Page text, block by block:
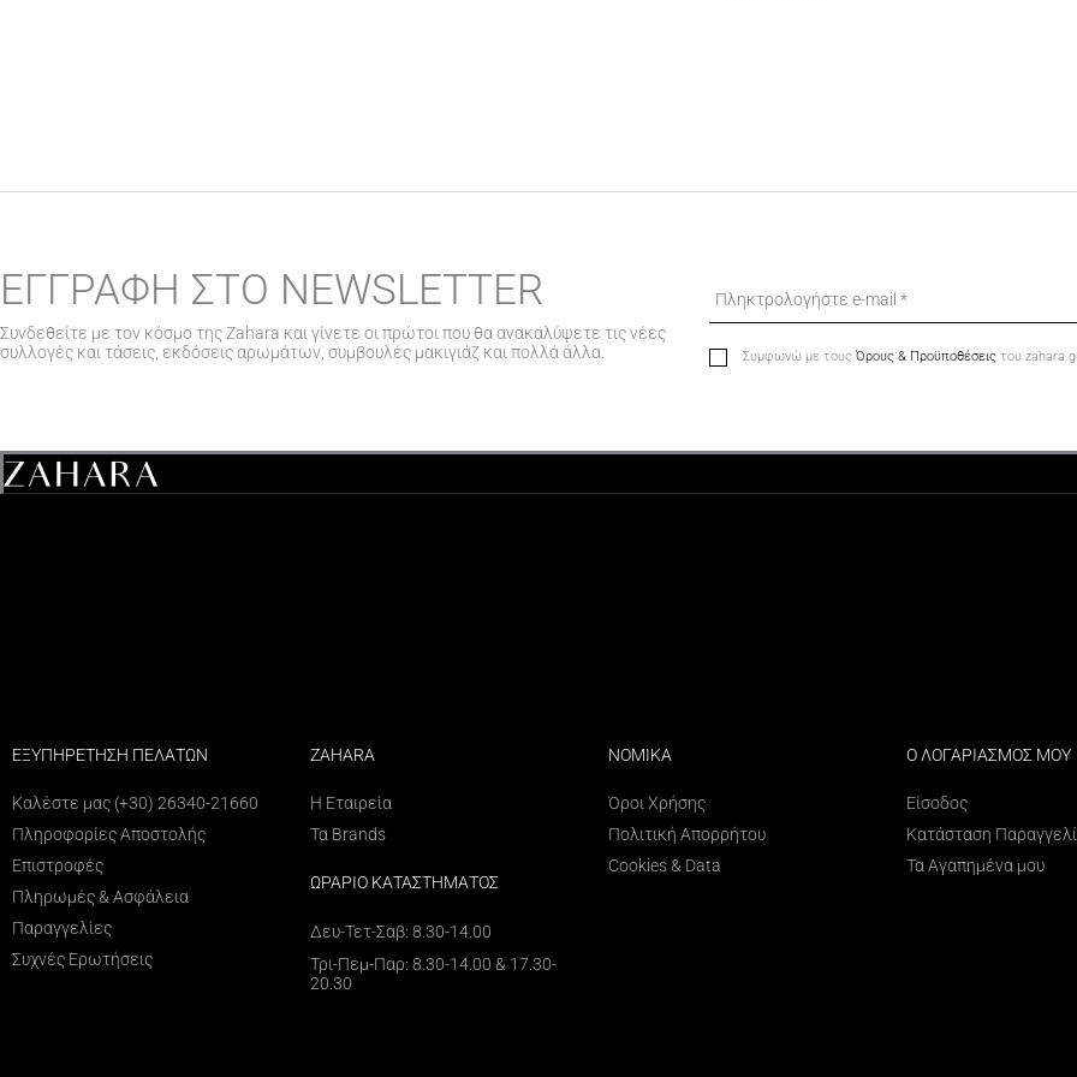
ΕΓΓΡΑΦΗ ΣΤΟ NEWSLETTER
Συνδεθείτε με τον κόσμο της Zahara και γίνετε οι πρώτοι που θα ανακαλύψετε τις νέες
συλλογές και τάσεις, εκδόσεις αρωμάτων, συμβουλές μακιγιάζ και πολλά άλλα.
Συμφωνώ με τουςΌρους & Προϋποθέσεις του
ΕΞΥΠΗΡΕΤΗΣΗ ΠΕΛΑΤΩΝ
Καλέστε μας (+30) 26340-21660
Πληροφορίες Αποστολής
Επιστροφές
Πληρωμές & Ασφάλεια
Παραγγελίες
Συχνές Ερωτήσεις
ZAHARA
Η Εταιρεία
Τα Brands
ΩΡΑΡΙΟ ΚΑΤΑΣΤΗΜΑΤΟΣ
Δευ-Τετ-Σαβ: 8.30-14.00
Τρι-Πεμ-Παρ: 8.30-14.00 & 17.30-
20.30
ΝΟΜΙΚΑ
Όροι Χρήσης
Πολιτική Απορρήτου
Cookies & Data
Ο ΛΟΓΑΡΙΑΣΜΟΣ ΜΟΥ
Είσοδος
Κατάσταση
Τα Αγαπημένα μου